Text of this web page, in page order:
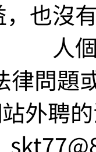
也沒
人
律問題
外聘